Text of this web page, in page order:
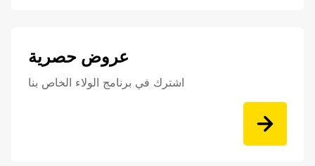
عروض حصرية
اشترك في برنامج الولاء الخاص بنا